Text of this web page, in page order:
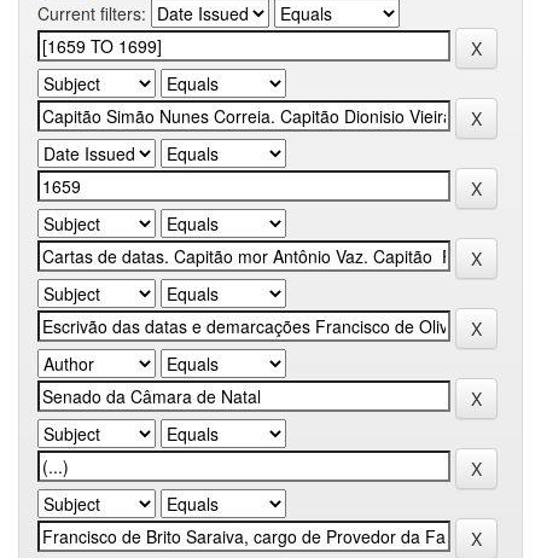
Current filters: